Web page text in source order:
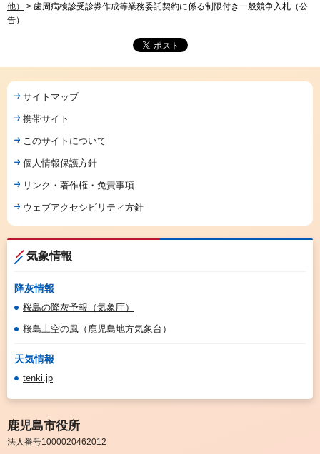
他）
> 歯周病検診受診券作成等業務委託契約に係る制限付き一般競争入札（公
告）
サイトマップ
携帯サイト
このサイトについて
個人情報保護方針
リンク・著作権・免責事項
ウェブアクセシビリティ方針
気象情報
降灰情報
桜島の降灰予報（気象庁）
桜島上空の風（鹿児島地方気象台）
天気情報
tenki.jp
鹿児島市役所
法人番号1000020462012